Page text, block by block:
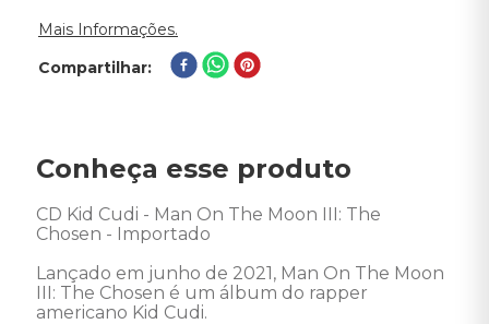
Mais Informações.
Compartilhar
Conheça esse produto
CD Kid Cudi - Man On The Moon III: The
Chosen - Importado
Lançado em junho de 2021, Man On The Moon
III: The Chosen é um álbum do rapper
americano Kid Cudi.